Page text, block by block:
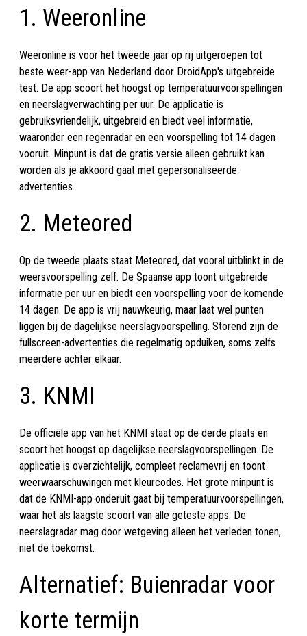
1. Weeronline
Weeronline is voor het tweede jaar op rij uitgeroepen tot
beste weer-app van Nederland door DroidApp's uitgebreide
test. De app scoort het hoogst op temperatuurvoorspellingen
en neerslagverwachting per uur. De applicatie is
gebruiksvriendelijk, uitgebreid en biedt veel informatie,
waaronder een regenradar en een voorspelling tot 14 dagen
vooruit. Minpunt is dat de gratis versie alleen gebruikt kan
worden als je akkoord gaat met gepersonaliseerde
advertenties.
2. Meteored
Op de tweede plaats staat Meteored, dat vooral uitblinkt in de
weersvoorspelling zelf. De Spaanse app toont uitgebreide
informatie per uur en biedt een voorspelling voor de komende
14 dagen. De app is vrij nauwkeurig, maar laat wel punten
liggen bij de dagelijkse neerslagvoorspelling. Storend zijn de
fullscreen-advertenties die regelmatig opduiken, soms zelfs
meerdere achter elkaar.
3. KNMI
De officiële app van het KNMI staat op de derde plaats en
scoort het hoogst op dagelijkse neerslagvoorspellingen. De
applicatie is overzichtelijk, compleet reclamevrij en toont
weerwaarschuwingen met kleurcodes. Het grote minpunt is
dat de KNMI-app onderuit gaat bij temperatuurvoorspellingen,
waar het als laagste scoort van alle geteste apps. De
neerslagradar mag door wetgeving alleen het verleden tonen,
niet de toekomst.
Alternatief: Buienradar voor
korte termijn